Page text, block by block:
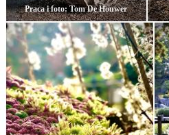
Praca i foto: Tom De Houwer